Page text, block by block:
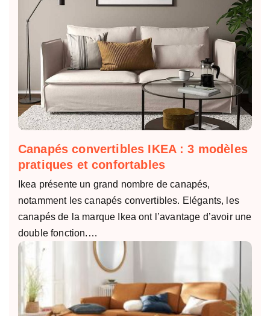
Canapés convertibles IKEA : 3 modèles
pratiques et confortables
Ikea présente un grand nombre de canapés,
notamment les canapés convertibles. Elégants, les
canapés de la marque Ikea ont l’avantage d’avoir une
double fonction.…